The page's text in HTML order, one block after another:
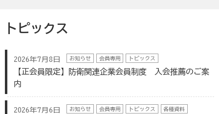
トピックス
2026年7月8日 お知らせ 会員専用 トピックス
【正会員限定】防衛関連企業会員制度 入会推薦のご案
内
2026年7月6日 お知らせ 会員専用 トピックス 各種資料